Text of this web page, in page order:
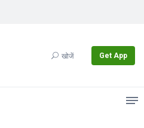
खोजें Get App